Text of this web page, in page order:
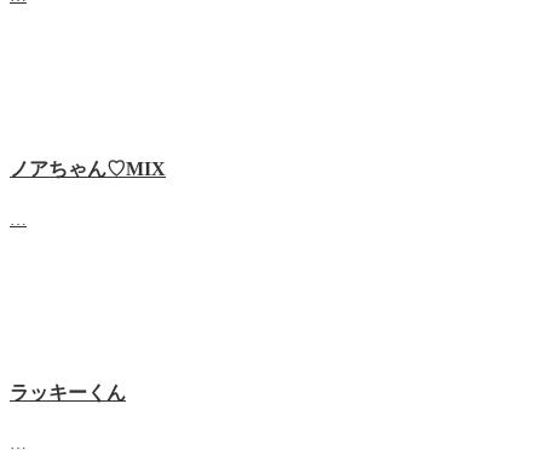
ノアちゃん♡‬MIX
ラッキーくん